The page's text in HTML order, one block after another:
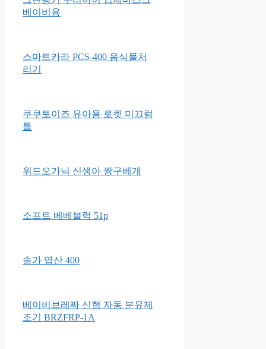
베이비용
스마트카라 PCS-400 음식물처
리기
쿠쿠토이즈 유아용 로켓 미끄럼
틀
위드오가닉 신생아 짱구베개
소프트 베베블럭 51p
솔가 엽산 400
베이비브레짜 신형 자동 분유제
조기 BRZFRP-1A